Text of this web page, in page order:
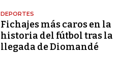
DEPORTES
Fichajes más caros en la
historia del fútbol tras la
llegada de Diomandé